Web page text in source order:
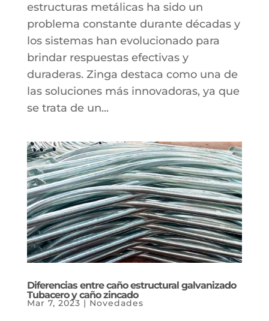
estructuras metálicas ha sido un
problema constante durante décadas y
los sistemas han evolucionado para
brindar respuestas efectivas y
duraderas. Zinga destaca como una de
las soluciones más innovadoras, ya que
se trata de un...
Diferencias entre caño estructural galvanizado
Tubacero y caño zincado
Mar 7, 2023 | Novedades